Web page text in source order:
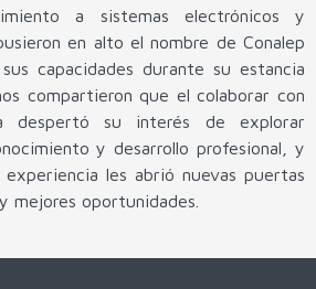
a sistemas electrónicos y
en alto el nombre de Conalep
capacidades durante su estancia
compartieron que el colaborar con
despertó su interés de explorar
y desarrollo profesional, y
les abrió nuevas puertas
mejores oportunidades.